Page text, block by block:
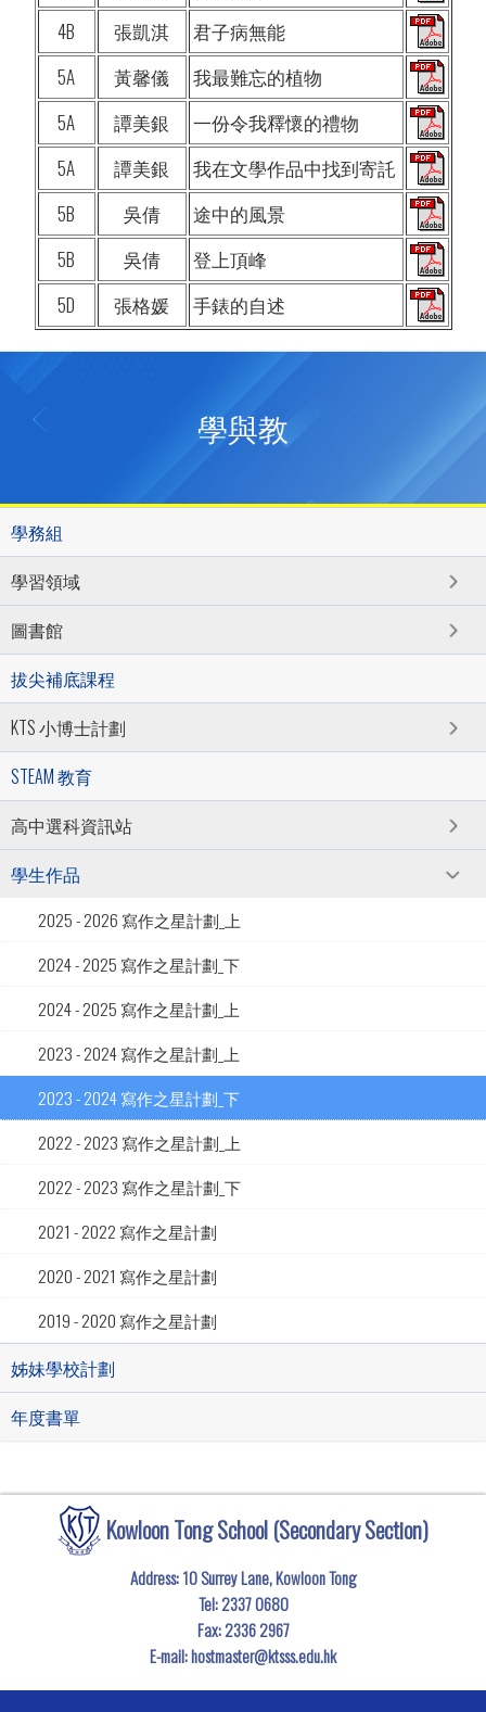
4B
張凱淇
君子病無能
5A
黃馨儀
我最難忘的植物
5A
譚美銀
一份令我釋懷的禮物
5A
譚美銀
我在文學作品中找到寄託
5B
吳倩
途中的風景
5B
吳倩
登上頂峰
5D
張格媛 手錶的自述
學與教
學務組
學習領域
圖書館
拔尖補底課程
KTS 小博士計劃
STEAM 教育
高中選科資訊站
學生作品
2025 - 2026 寫作之星計劃_上
2024 - 2025 寫作之星計劃_下
2024 - 2025 寫作之星計劃_上
2023 - 2024 寫作之星計劃_上
2023 - 2024 寫作之星計劃_下
2022 - 2023 寫作之星計劃_上
2022 - 2023 寫作之星計劃_下
2021 - 2022 寫作之星計劃
2020 - 2021 寫作之星計劃
2019 - 2020 寫作之星計劃
姊妹學校計劃
年度書單
Kowloon Tong School (Secondary Section)
Address: 10 Surrey Lane, Kowloon Tong
Tel:2337 0680
Fax:2336 2967
E-mail:hostmaster@ktsss.edu.hk